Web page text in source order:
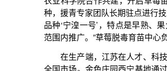
玉拉草莓育苗基地“支部+合作社+基地+农户”
375人固定就业，发放工资1575万元，季节性用工
元。在玉拉草莓育苗基地，村民杨永贵一边熟练地
手教技术，咱种的草莓能卖到广州、长沙，自己也很
如今，在江苏、青海两省的共同努力下，这些
效益和生态效益的双赢，探索出了一条可复制、可